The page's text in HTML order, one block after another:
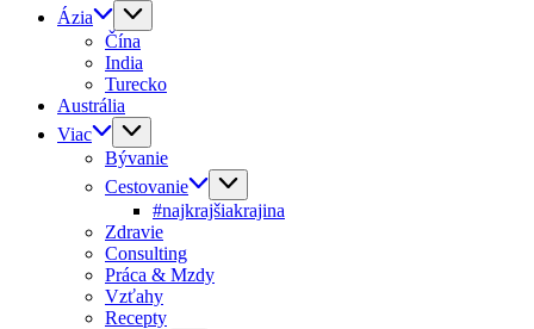
Ázia
Čína
India
Turecko
Austrália
Viac
Bývanie
Cestovanie
#najkrajšiakrajina
Zdravie
Consulting
Práca & Mzdy
Vzťahy
Recepty